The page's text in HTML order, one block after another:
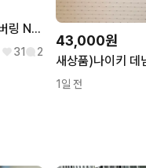
급처) 클리시어 09 넘버링 Numbering 후드집업 화이트 판매
31 2
43,000원
1일 전